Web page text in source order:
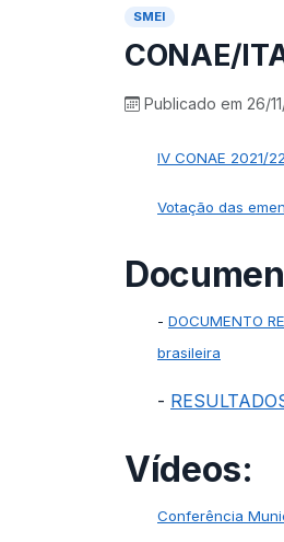
SMEI
CONAE/
Publicado em 26/
IV CONAE 2021/
Votação das
- DOCUMENTO
brasileira
-
Vídeos:
Conferência